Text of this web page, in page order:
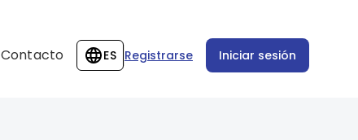
Contacto ES Registrarse Iniciar sesión